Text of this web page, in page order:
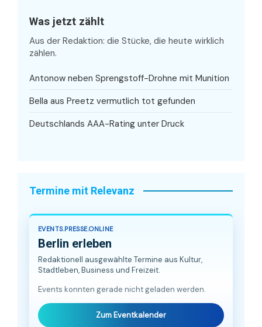
Was jetzt zählt
Aus der Redaktion: die Stücke, die heute wirklich
zählen.
Antonow neben Sprengstoff-Drohne mit Munition
Bella aus Preetz vermutlich tot gefunden
Deutschlands AAA-Rating unter Druck
Termine mit Relevanz
EVENTS.PRESSE.ONLINE
Berlin erleben
Redaktionell ausgewählte Termine aus Kultur,
Stadtleben, Business und Freizeit.
Events konnten gerade nicht geladen werden.
Zum Eventkalender